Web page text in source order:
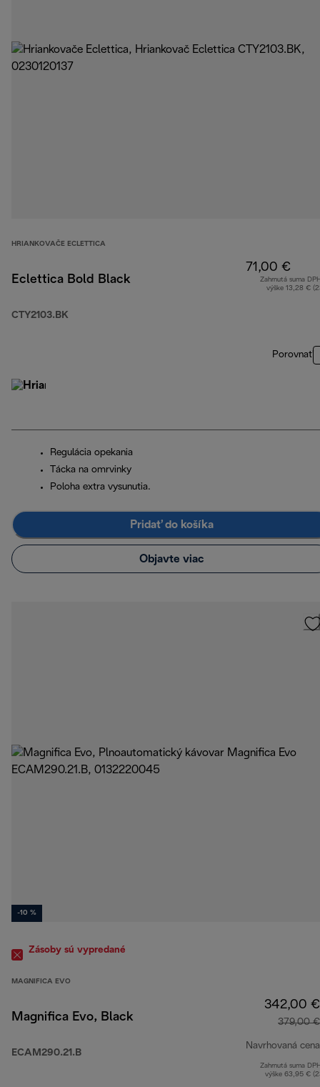
HRIANKOVAČE ECLETTICA
Eclettica Bold Black
CTY2103.BK
71,00 €
Zahrnutá suma
výške 13,28 €
Porovnať
Regulácia opekania
Tácka na omrvinky
Poloha extra vysunutia.
Pridať do košíka
Objavte viac
-10 %
Zásoby sú vypredané
MAGNIFICA EVO
Magnifica Evo, Black
ECAM290.21.B
342,00 €
379,00 €
Navrhovaná cena
Zahrnutá suma
výške 63,95 €